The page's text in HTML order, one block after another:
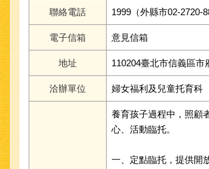
聯絡電話 1999（外縣市02-2720-
電子信箱 意見信箱
地址 110204臺北市信義區市
洽辦單位 婦女福利及兒童托育科
養育孩子過程中，照顧
心、活動臨托。
一、定點臨托，提供開